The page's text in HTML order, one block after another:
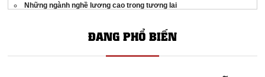
Những ngành nghề lương cao trong tương lai
ĐANG PHỔ BIẾN